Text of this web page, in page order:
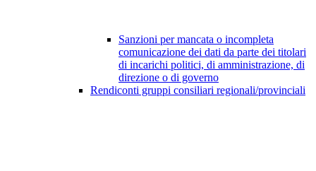
Sanzioni per mancata o incompleta
comunicazione dei dati da parte dei titolari
di incarichi politici, di amministrazione, di
direzione o di governo
Rendiconti gruppi consiliari regionali/provinciali